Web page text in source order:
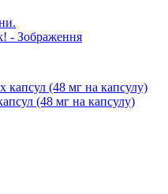
(48 мг на капсулу)